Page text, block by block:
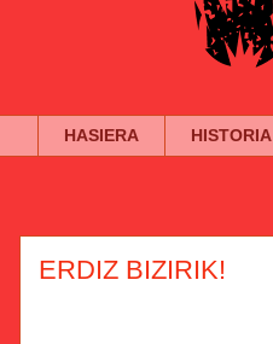
HASIERA HISTORIA
ERDIZ BIZIRIK!